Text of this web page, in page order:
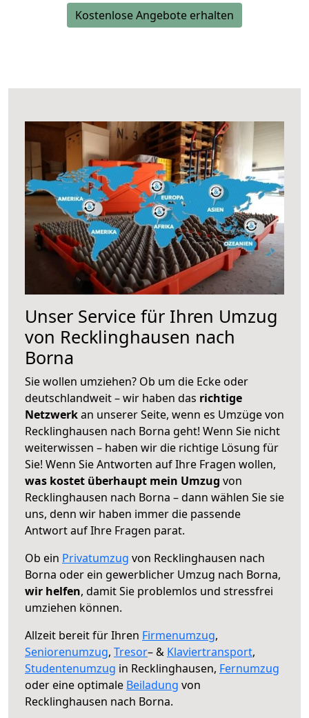
Kostenlose Angebote erhalten
Unser Service für Ihren Umzug
von Recklinghausen nach
Borna
Sie wollen umziehen? Ob um die Ecke oder
deutschlandweit – wir haben das richtige
Netzwerkan unserer Seite, wenn es Umzüge von
Recklinghausen nach Borna geht! Wenn Sie nicht
weiterwissen – haben wir die richtige Lösung für
Sie! Wenn Sie Antworten auf Ihre Fragen wollen,
was kostet überhaupt mein Umzug von
Recklinghausen nach Borna – dann wählen Sie sie
uns, denn wir haben immer die passende
Antwort auf Ihre Fragen parat.
Ob ein Privatumzug von Recklinghausen nach
Borna oder ein gewerblicher Umzug nach Borna,
wir helfen, damit Sie problemlos und stressfrei
umziehen können.
Allzeit bereit für Ihren Firmenumzug,
Seniorenumzug, Tresor– & Klaviertransport,
Studentenumzug in Recklinghausen, Fernumzug
oder eine optimale Beiladung von
Recklinghausen nach Borna.